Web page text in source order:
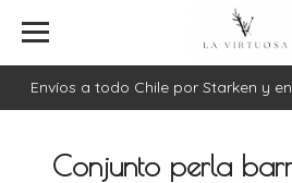
Envíos a todo Chile por Starken y
Conjunto perla